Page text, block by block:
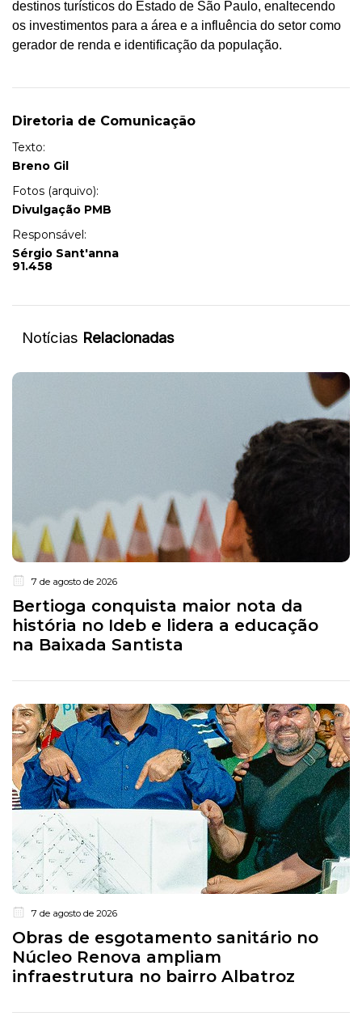
destinos turísticos do Estado de São Paulo, enaltecendo
os investimentos para a área e a influência do setor como
gerador de renda e identificação da população.
Diretoria de Comunicação
Texto:
Breno Gil
Fotos (arquivo):
Divulgação PMB
Responsável:
Sérgio Sant'anna
91.458
Notícias Relacionadas
7 de agosto de 2026
Bertioga conquista maior nota da
história no Ideb e lidera a educação
na Baixada Santista
7 de agosto de 2026
Obras de esgotamento sanitário no
Núcleo Renova ampliam
infraestrutura no bairro Albatroz